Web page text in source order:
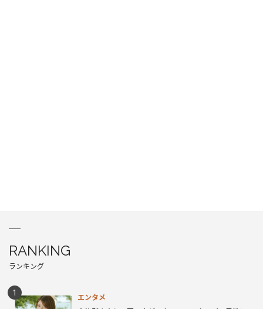
RANKING
ランキング
エンタメ